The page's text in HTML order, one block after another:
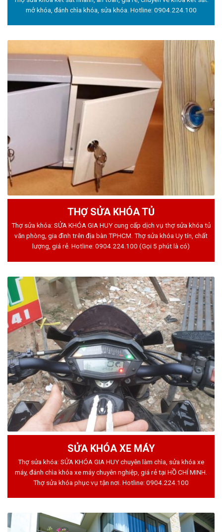
mở khóa, đánh chìa khóa, sửa khóa. Hotline: 0904.224.100
THỢ SỬA KHÓA TỦ
Thợ sửa khóa: SỬA KHÓA GIA HUY cung cấp dịch vụ thợ sửa khóa tủ
văn phòng, gia đình trên địa bàn TPHCM. Thợ sửa khóa Uy tín, chất
lượng, giá rẻ. Hotline: 0904.224.100 (Gọi 5 phút là có)
SỬA KHÓA XE MÁY
Thợ sửa khóa: SỬA KHÓA GIA HUY chuyên làm chìa, sửa khóa xe
máy, đánh chìa khóa xe máy chuyên nghiệp, giá rẻ tại HỒ CHÍ MINH.
Thợ sửa khóa phục vụ tận nơi. Hotline: 0904.224.100